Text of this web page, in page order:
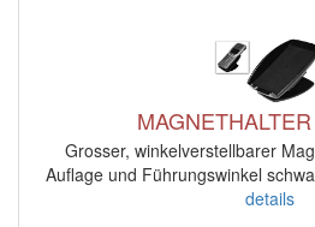
Grosser, winkelverstellbarer
Auflage und Führungswinkel
details